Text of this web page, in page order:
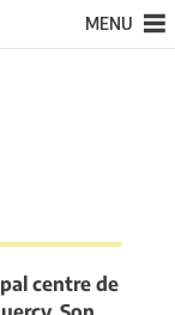
MENU
centre de